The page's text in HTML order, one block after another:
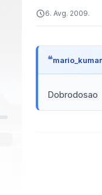
6. Avg. 2009.
Dobrodosao